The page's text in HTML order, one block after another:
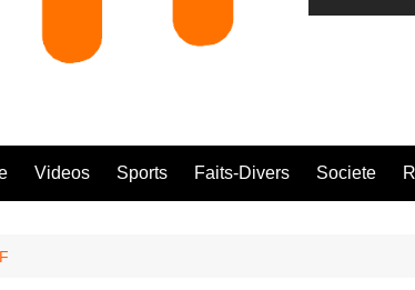
Videos Sports Faits-Divers Societe